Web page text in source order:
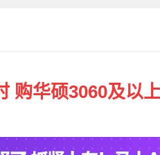
购华硕3060及以